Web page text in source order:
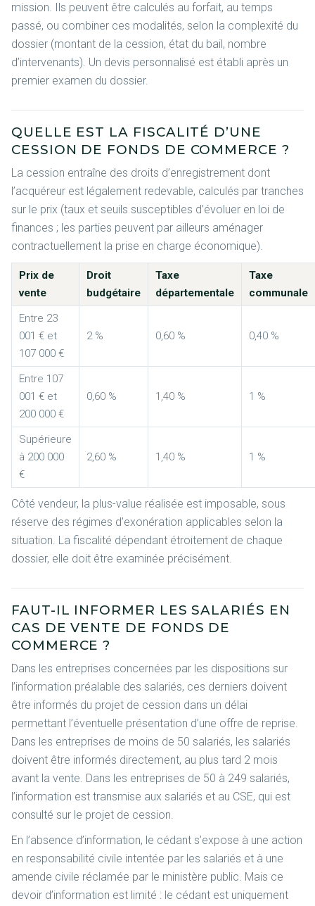
mission. Ils peuvent être calculés au forfait, au temps
passé, ou combiner ces modalités, selon la complexité du
dossier (montant de la cession, état du bail, nombre
d’intervenants). Un devis personnalisé est établi après un
premier examen du dossier.
QUELLE EST LA FISCALITÉ D’UNE
CESSION DE FONDS DE COMMERCE ?
La cession entraîne des droits d’enregistrement dont
l’acquéreur est légalement redevable, calculés par tranches
sur le prix (taux et seuils susceptibles d’évoluer en loi de
finances ; les parties peuvent par ailleurs aménager
contractuellement la prise en charge économique).
Prix de
vente
Droit
budgétaire
Taxe
départementale
Taxe
communale
Entre 23
001 € et
107 000 €
2 % 0,60 % 0,40 %
Entre 107
001 € et
200 000 €
0,60 % 1,40 % 1 %
Supérieure
à 200 000
€
2,60 % 1,40 % 1 %
Côté vendeur, la plus-value réalisée est imposable, sous
réserve des régimes d’exonération applicables selon la
situation. La fiscalité dépendant étroitement de chaque
dossier, elle doit être examinée précisément.
FAUT-IL INFORMER LES SALARIÉS EN
CAS DE VENTE DE FONDS DE
COMMERCE ?
Dans les entreprises concernées par les dispositions sur
l’information préalable des salariés, ces derniers doivent
être informés du projet de cession dans un délai
permettant l’éventuelle présentation d’une offre de reprise.
Dans les entreprises de moins de 50 salariés, les salariés
doivent être informés directement, au plus tard 2 mois
avant la vente. Dans les entreprises de 50 à 249 salariés,
l’information est transmise aux salariés et au CSE, qui est
consulté sur le projet de cession.
En l’absence d’information, le cédant s’expose à une action
en responsabilité civile intentée par les salariés et à une
amende civile réclamée par le ministère public. Mais ce
devoir d’information est limité : le cédant est uniquement